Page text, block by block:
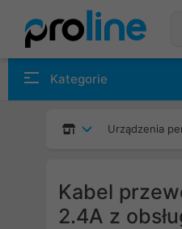
Kategorie
Urządzenia
Kabel
2.4A z